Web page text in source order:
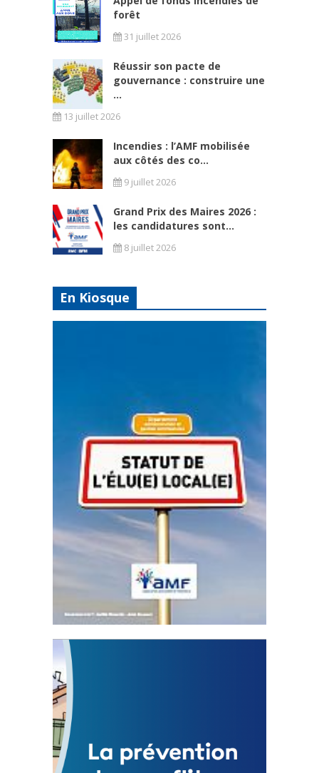
forêt
31 juillet 2026
Réussir son pacte de
gouvernance : construire une
...
13 juillet 2026
Incendies : l’AMF mobilisée
aux côtés des co...
9 juillet 2026
Grand Prix des Maires 2026 :
les candidatures sont...
8 juillet 2026
En Kiosque
Statut de l’élu local
3 avril 2024
Mise à jour avril 2024
FEUILLETER